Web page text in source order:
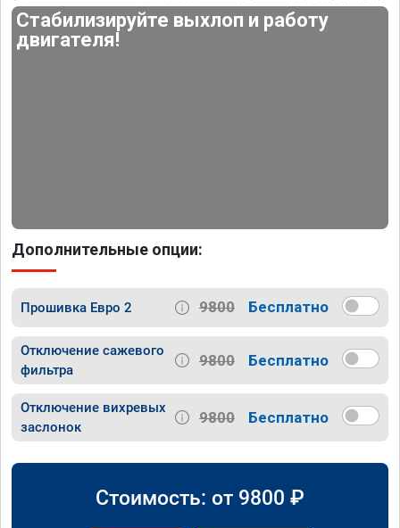
Стабилизируйте выхлоп и работу
двигателя!
Дополнительные опции:
Прошивка Евро 2 9800 Бесплатно
Отключение сажевого
фильтра
9800 Бесплатно
Отключение вихревых
заслонок
9800 Бесплатно
Стоимость: от 9800 ₽